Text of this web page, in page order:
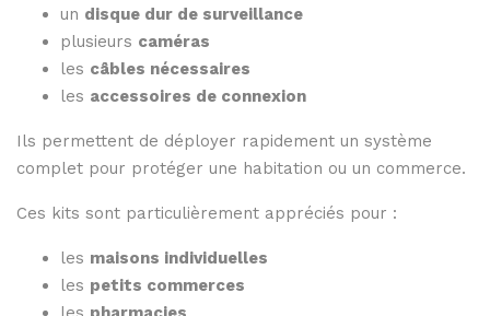
un disque dur de surveillance
plusieurs caméras
les câbles nécessaires
les accessoires de connexion
Ils permettent de déployer rapidement un système
complet pour protéger une habitation ou un commerce.
Ces kits sont particulièrement appréciés pour :
les maisons individuelles
les petits commerces